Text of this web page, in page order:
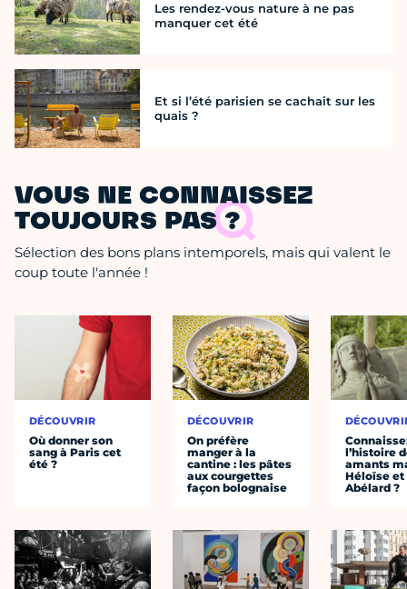
Les rendez-vous nature à ne pas
manquer cet été
Et si l’été parisien se cachait sur les
quais ?
VOUS NE CONNAISSEZ
TOUJOURS PAS ?
Sélection des bons plans intemporels, mais qui valent le
coup toute l'année !
DÉCOUVRIR
Où donner son
sang à Paris cet
été ?
DÉCOUVRIR
On préfère
manger à la
cantine : les pâtes
aux courgettes
façon bolognaise
l’histoire
amants
Héloïse et
Abélard ?